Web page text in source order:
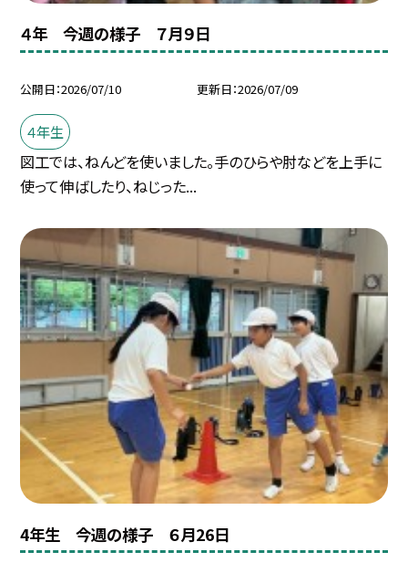
４年 今週の様子 ７月９日
公開日 2026/07/10 更新日 2026/07/09
４年生
図工では、ねんどを使いました。手のひらや肘などを上手に
使って伸ばしたり、ねじった...
4年生 今週の様子 ６月26日